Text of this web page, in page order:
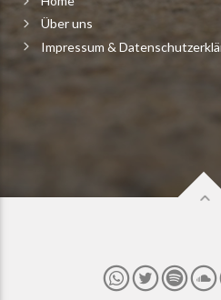
Über uns
Impressum &